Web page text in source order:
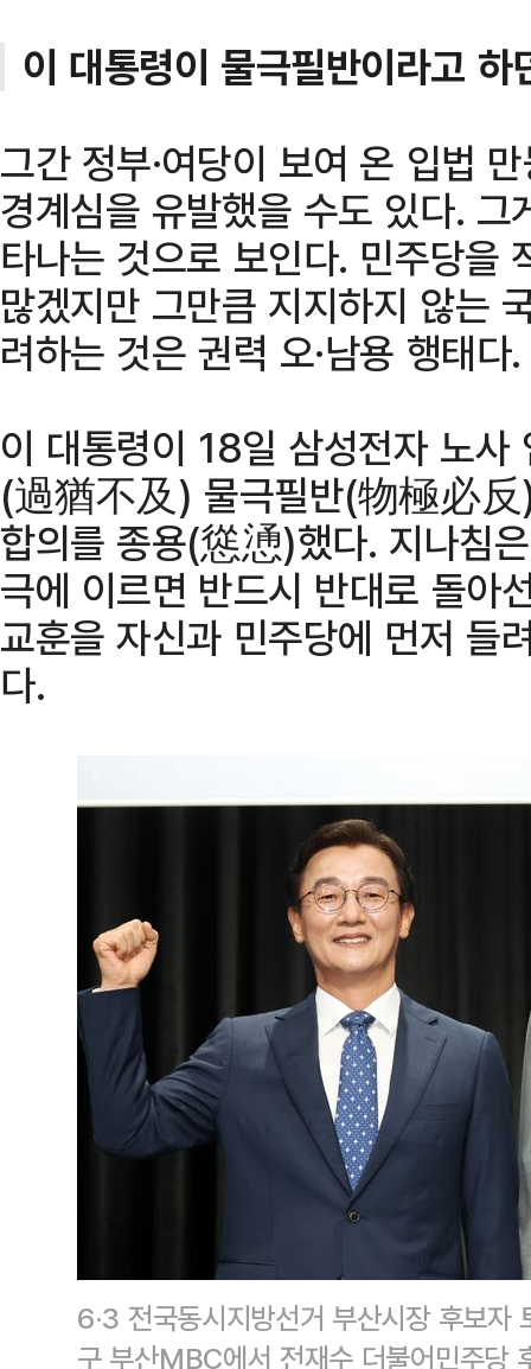
이 대통령이 물극필반이라고 하
그간 정부·여당이 보여 온 입법
경계심을 유발했을 수도 있다. 그
타나는 것으로 보인다. 민주당을
많겠지만 그만큼 지지하지 않는
려하는 것은 권력 오·남용 행태다.
이 대통령이 18일 삼성전자 노사
(過猶不及) 물극필반(物極必反
합의를 종용(慫慂)했다. 지나침
극에 이르면 반드시 반대로 돌아
교훈을 자신과 민주당에 먼저 들
다.
6·3 전국동시지방선거 부산시장 후보
구 부산MBC에서 전재수 더불어민주당